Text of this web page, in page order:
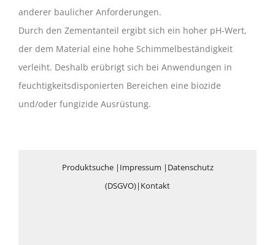
anderer baulicher Anforderungen.
Durch den Zementanteil ergibt sich ein hoher pH-Wert,
der dem Material eine hohe Schimmelbeständigkeit
verleiht. Deshalb erübrigt sich bei Anwendungen in
feuchtigkeitsdisponierten Bereichen eine biozide
und/oder fungizide Ausrüstung.
Produktsuche| Impressum | Datenschutz
(DSGVO)| Kontakt